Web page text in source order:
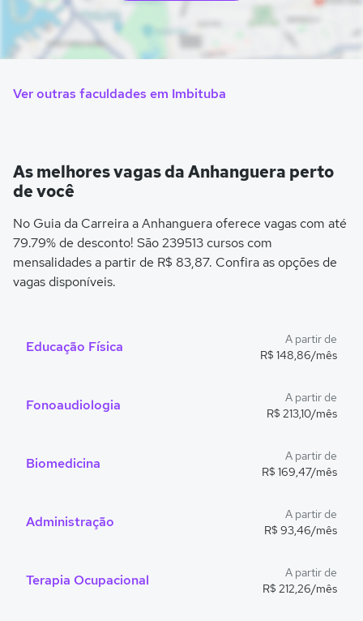
Ver outras faculdades em Imbituba
As melhores vagas da Anhanguera perto
de você
No Guia da Carreira a Anhanguera oferece vagas com até
79.79% de desconto! São 239513 cursos com
mensalidades a partir de R$ 83,87. Confira as opções de
vagas disponíveis.
Educação Física
A partir de
R$ 148,86/mês
Fonoaudiologia
A partir de
R$ 213,10/mês
Biomedicina
A partir de
R$ 169,47/mês
Administração
A partir de
R$ 93,46/mês
Terapia Ocupacional
A partir de
R$ 212,26/mês